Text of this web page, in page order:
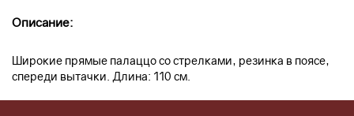
Описание:
Широкие прямые палаццо со стрелками, резинка в поясе,
спереди вытачки. Длина: 110 см.